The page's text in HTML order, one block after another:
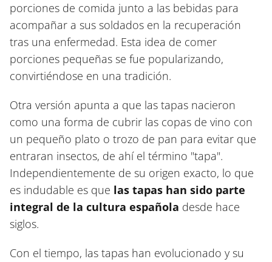
porciones de comida junto a las bebidas para
acompañar a sus soldados en la recuperación
tras una enfermedad. Esta idea de comer
porciones pequeñas se fue popularizando,
convirtiéndose en una tradición.
Otra versión apunta a que las tapas nacieron
como una forma de cubrir las copas de vino con
un pequeño plato o trozo de pan para evitar que
entraran insectos, de ahí el término "tapa".
Independientemente de su origen exacto, lo que
es indudable es que las tapas han sido parte
integral de la cultura española desde hace
siglos.
Con el tiempo, las tapas han evolucionado y su